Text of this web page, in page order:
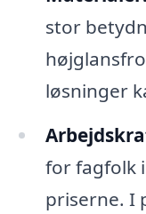
stor
løsninger
for fagfolk
priserne. I